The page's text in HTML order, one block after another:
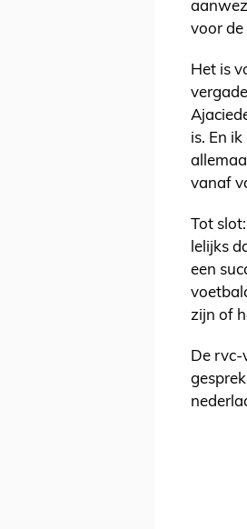
voor de
Het is
is. En
vanaf
Tot
lelijks
een
zijn of
De rvc-